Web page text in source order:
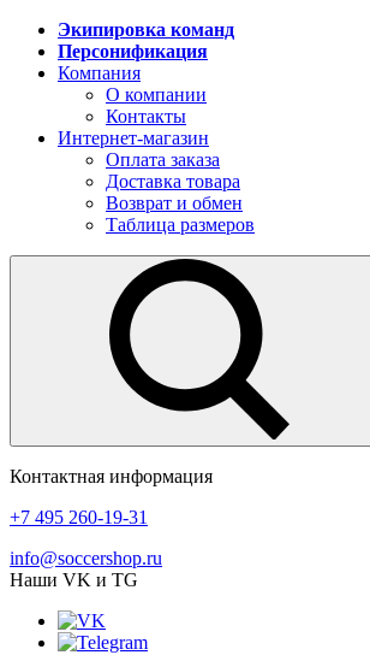
Экипировка команд
Персонификация
Компания
О компании
Контакты
Интернет-магазин
Оплата заказа
Доставка товара
Возврат и обмен
Таблица размеров
Контактная информация
+7 495 260-19-31
info@soccershop.ru
Наши VK и TG